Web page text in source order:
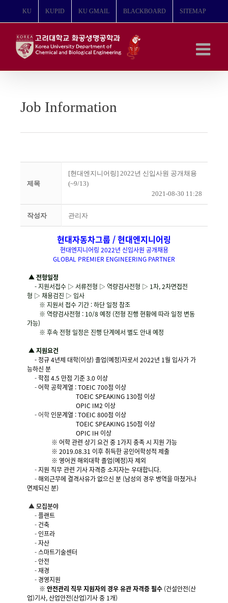
뛰
KU KUPID KU GMAIL BLACKBOARD SITEMAP
Job Information
제목
[현대엔지니어링] 2022년 신입사원 공개채용
(~9/13)
2021-08-30 11:28
작성자 관리자
현대자동차그룹 / 현대엔지니어링
현대엔지니어링 2022년 신입사원 공개채용
GLOBAL PREMIER ENGINEERING PARTNER
▲전형일정
- 지원서접수 ▷ 서류전형 ▷ 역량검사전형 ▷ 1차, 2차면접전
형 ▷ 채용검진 ▷ 입사
※ 지원서 접수 기간 : 하단 일정 참조
※ 역량검사전형 : 10/8 예정 (전형 진행 현황에 따라 일정 변동
가능)
※ 후속 전형 일정은 진행 단계에서 별도 안내 예정
▲지원요건
- 정규 4년제 대학(이상) 졸업(예정)자로서 2022년 1월 입사가 가
능하신 분
-학점 4.5 만점 기준 3.0 이상
-어학 공학계열 : TOEIC 700점 이상
TOEIC SPEAKING 130점 이상
OPIC IM2 이상
- 어학인문계열 : TOEIC 800점 이상
TOEIC SPEAKING 150점 이상
OPIC IH 이상
※ 어학 관련 상기 요건 중 1가지 충족 시 지원 가능
※ 2019.08.31 이후 취득한 공인어학성적 제출
※ 영어권 해외대학 졸업(예정)자 제외
-지원 직무 관련 기사 자격증 소지자는 우대합니다.
-해외근무에 결격사유가 없으신 분 (남성의 경우 병역을 마쳤거나
면제되신 분)
▲모집분야
-플랜트
- 건축
-인프라
-자산
-스마트기술센터
-안전
-재경
- 경영지원
※ 안전관리 직무 지원자의 경우 유관 자격증 필수 (건설안전(산
업)기사, 산업안전(산업)기사 중 1개)